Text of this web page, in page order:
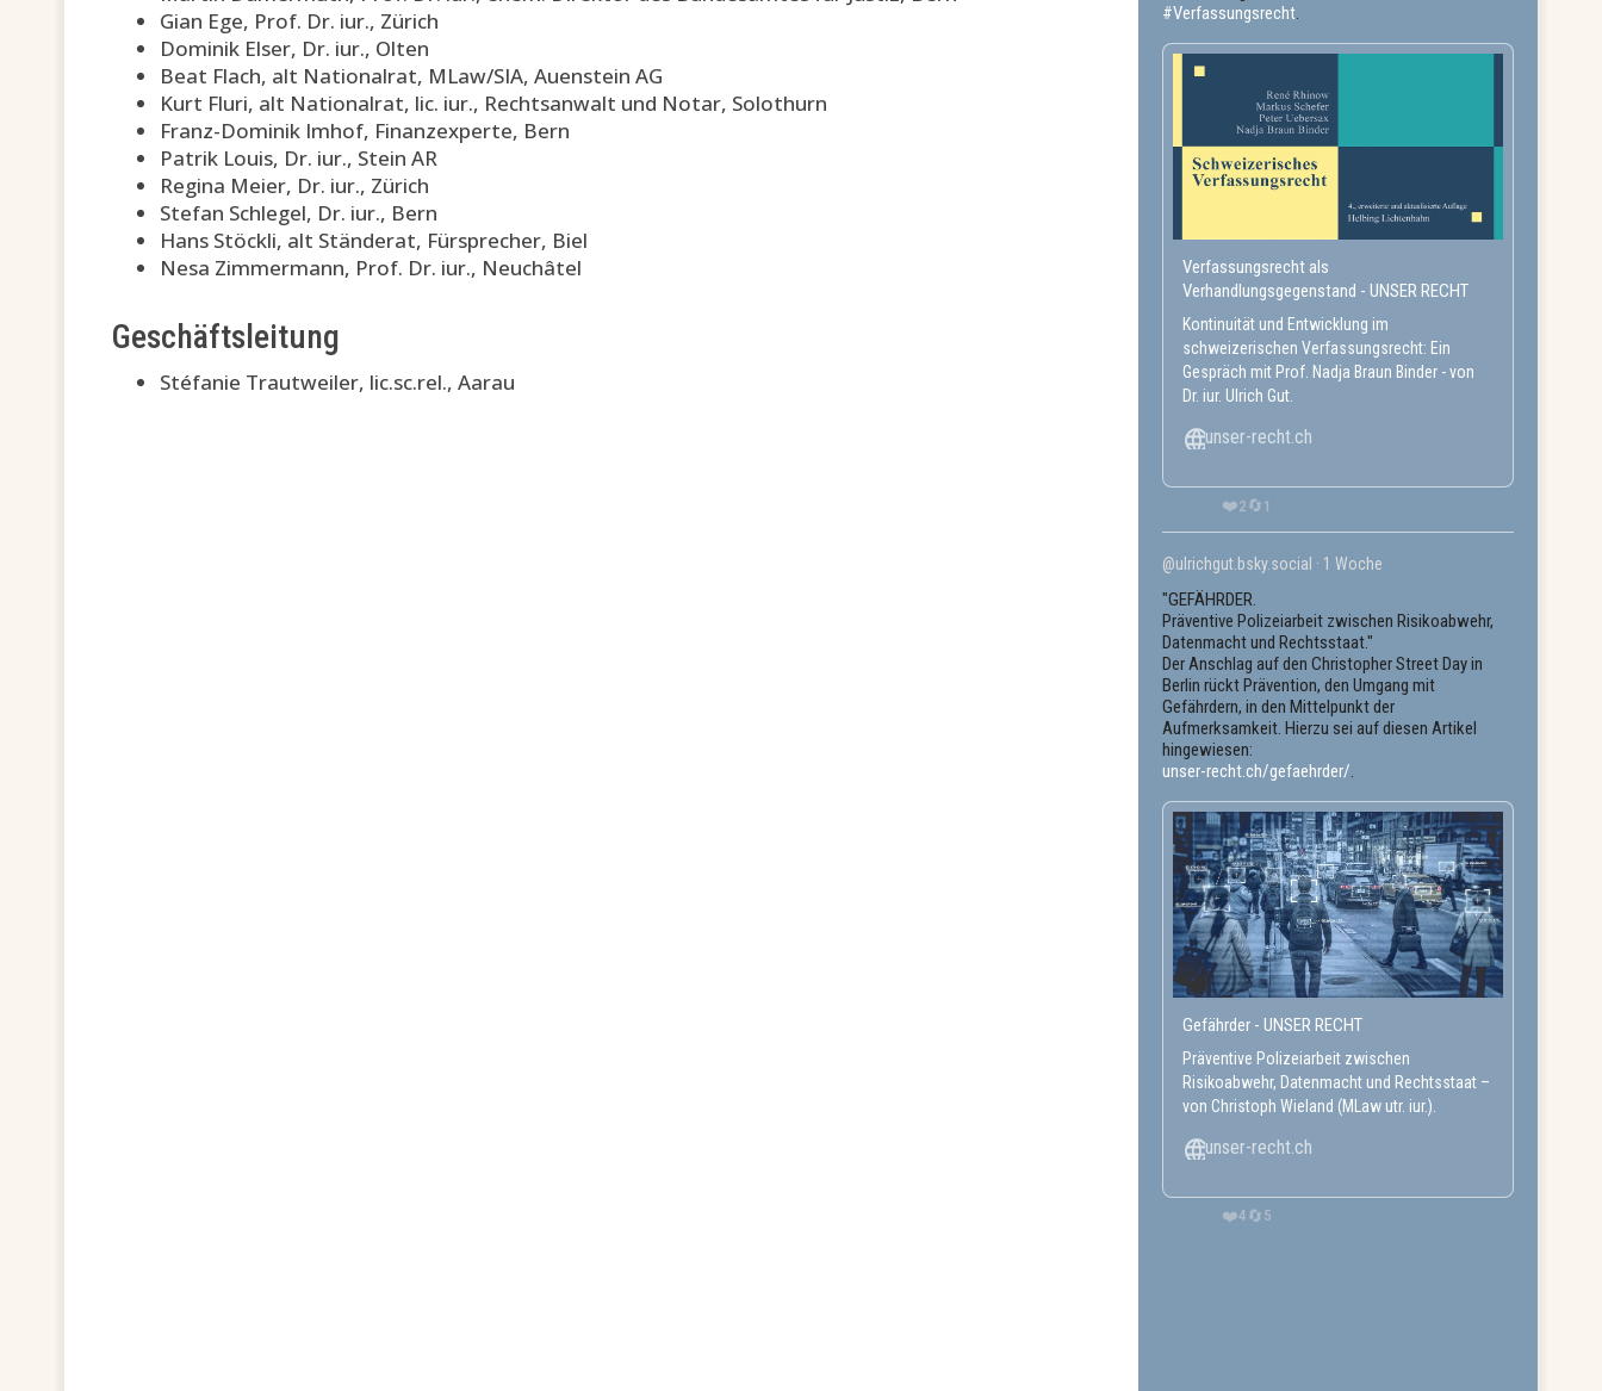
Gian Ege, Prof. Dr. iur., Zürich
Dominik Elser, Dr. iur., Olten
Beat Flach, alt Nationalrat, MLaw/SIA, Auenstein AG
Kurt Fluri, alt Nationalrat, lic. iur., Rechtsanwalt und Notar, Solothurn
Franz-Dominik Imhof, Finanzexperte, Bern
Patrik Louis, Dr. iur., Stein AR
Regina Meier, Dr. iur., Zürich
Stefan Schlegel, Dr. iur., Bern
Hans Stöckli, alt Ständerat, Fürsprecher, Biel
Nesa Zimmermann, Prof. Dr. iur., Neuchâtel
Geschäftsleitung
Stéfanie Trautweiler, lic.sc.rel., Aarau
#Verfassungsrecht.
Verfassungsrecht als
Verhandlungsgegenstand - UNSER RECHT
Kontinuität und Entwicklung im
schweizerischen Verfassungsrecht: Ein
Gespräch mit Prof. Nadja Braun Binder - von
Dr. iur. Ulrich Gut.
unser-recht.ch
❤️2 🔄 1
@ulrichgut.bsky.social 1 Woche
"GEFÄHRDER.
Präventive Polizeiarbeit zwischen Risikoabwehr,
Datenmacht und Rechtsstaat."
Der Anschlag auf den Christopher Street Day in
Berlin rückt Prävention, den Umgang mit
Gefährdern, in den Mittelpunkt der
Aufmerksamkeit. Hierzu sei auf diesen Artikel
hingewiesen:
unser-recht.ch/gefaehrder/.
Gefährder - UNSER RECHT
Präventive Polizeiarbeit zwischen
Risikoabwehr, Datenmacht und Rechtsstaat –
von Christoph Wieland (MLaw utr. iur.).
unser-recht.ch
❤️4 🔄 5